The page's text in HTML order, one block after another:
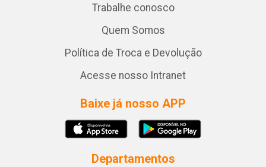
Trabalhe conosco
Quem Somos
Política de Troca e Devolução
Acesse nosso Intranet
Baixe já nosso APP
Departamentos